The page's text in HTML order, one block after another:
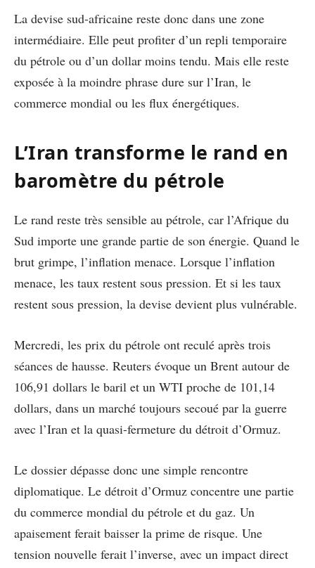
La devise sud-africaine reste donc dans une zone
intermédiaire. Elle peut profiter d’un repli temporaire
du pétrole ou d’un dollar moins tendu. Mais elle reste
exposée à la moindre phrase dure sur l’Iran, le
commerce mondial ou les flux énergétiques.
L’Iran transforme le rand en
baromètre du pétrole
Le rand reste très sensible au pétrole, car l’Afrique du
Sud importe une grande partie de son énergie. Quand le
brut grimpe, l’inflation menace. Lorsque l’inflation
menace, les taux restent sous pression. Et si les taux
restent sous pression, la devise devient plus vulnérable.
Mercredi, les prix du pétrole ont reculé après trois
séances de hausse. Reuters évoque un Brent autour de
106,91 dollars le baril et un WTI proche de 101,14
dollars, dans un marché toujours secoué par la guerre
avec l’Iran et la quasi-fermeture du détroit d’Ormuz.
Le dossier dépasse donc une simple rencontre
diplomatique. Le détroit d’Ormuz concentre une partie
du commerce mondial du pétrole et du gaz. Un
apaisement ferait baisser la prime de risque. Une
tension nouvelle ferait l’inverse, avec un impact direct